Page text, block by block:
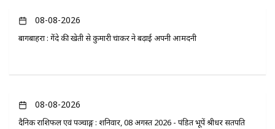
08-08-2026
बागबाहरा : गेंदे की खेती से कुमारी चंद्राकर ने बढ़ाई अपनी आमदनी
08-08-2026
दैनिक राशिफल एवं पञ्चाङ्ग : शनिवार, 08 अगस्त 2026 - पंडित भूपेंद्र श्रीधर सतपति